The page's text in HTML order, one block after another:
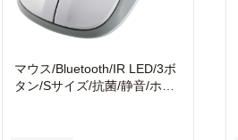
マウス/Bluetooth/IR LED/3ボ
タン/Sサイズ/抗菌/静音/ホワ